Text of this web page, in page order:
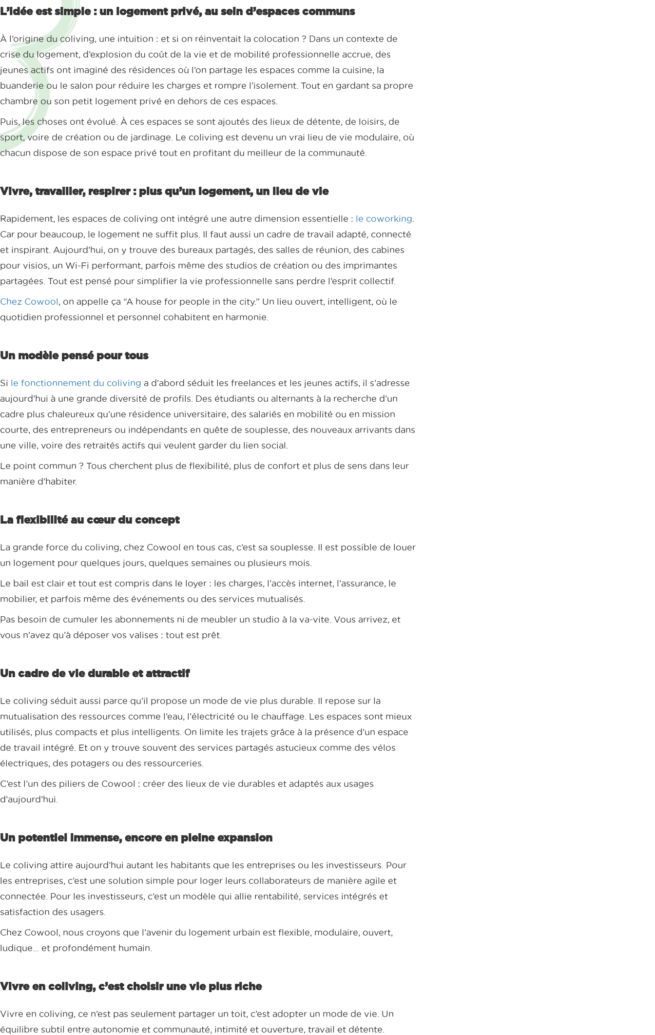
L’idée est simple : un logement privé, au sein d’espaces communs
À l’origine du coliving, une intuition : et si on réinventait la colocation ? Dans un contexte de
crise du logement, d’explosion du coût de la vie et de mobilité professionnelle accrue, des
jeunes actifs ont imaginé des résidences où l’on partage les espaces comme la cuisine, la
buanderie ou le salon pour réduire les charges et rompre l’isolement. Tout en gardant sa propre
chambre ou son petit logement privé en dehors de ces espaces.
Puis, les choses ont évolué. À ces espaces se sont ajoutés des lieux de détente, de loisirs, de
sport, voire de création ou de jardinage. Le coliving est devenu un vrai lieu de vie modulaire, où
chacun dispose de son espace privé tout en profitant du meilleur de la communauté.
Vivre, travailler, respirer : plus qu’un logement, un lieu de vie
Rapidement, les espaces de coliving ont intégré une autre dimension essentielle : le coworking
Car pour beaucoup, le logement ne suffit plus. Il faut aussi un cadre de travail adapté, connecté
et inspirant. Aujourd’hui, on y trouve des bureaux partagés, des salles de réunion, des cabines
pour visios, un Wi-Fi performant, parfois même des studios de création ou des imprimantes
partagées. Tout est pensé pour simplifier la vie professionnelle sans perdre l’esprit collectif.
Chez Cowool , on appelle ça “A house for people in the city.” Un lieu ouvert, intelligent, où le
quotidien professionnel et personnel cohabitent en harmonie.
Un modèle pensé pour tous
Si le fonctionnement du coliving a d’abord séduit les freelances et les jeunes actifs, il s’adresse
aujourd’hui à une grande diversité de profils. Des étudiants ou alternants à la recherche d’un
cadre plus chaleureux qu’une résidence universitaire, des salariés en mobilité ou en mission
courte, des entrepreneurs ou indépendants en quête de souplesse, des nouveaux arrivants dans
une ville, voire des retraités actifs qui veulent garder du lien social.
Le point commun ? Tous cherchent plus de flexibilité, plus de confort et plus de sens dans leur
manière d’habiter.
La flexibilité au cœur du concept
La grande force du coliving, chez Cowool en tous cas, c’est sa souplesse. Il est possible de louer
un logement pour quelques jours, quelques semaines ou plusieurs mois.
Le bail est clair et tout est compris dans le loyer : les charges, l’accès internet, l’assurance, le
mobilier, et parfois même des événements ou des services mutualisés.
Pas besoin de cumuler les abonnements ni de meubler un studio à la va-vite. Vous arrivez, et
vous n’avez qu’à déposer vos valises : tout est prêt.
Un cadre de vie durable et attractif
Le coliving séduit aussi parce qu’il propose un mode de vie plus durable. Il repose sur la
mutualisation des ressources comme l’eau, l’électricité ou le chauffage. Les espaces sont mieux
utilisés, plus compacts et plus intelligents. On limite les trajets grâce à la présence d’un espace
de travail intégré. Et on y trouve souvent des services partagés astucieux comme des vélos
électriques, des potagers ou des ressourceries.
C’est l’un des piliers de Cowool : créer des lieux de vie durables et adaptés aux usages
d’aujourd’hui.
Un potentiel immense, encore en pleine expansion
Le coliving attire aujourd’hui autant les habitants que les entreprises ou les investisseurs. Pour
les entreprises, c’est une solution simple pour loger leurs collaborateurs de manière agile et
connectée. Pour les investisseurs, c’est un modèle qui allie rentabilité, services intégrés et
satisfaction des usagers.
Chez Cowool, nous croyons que l’avenir du logement urbain est flexible, modulaire, ouvert,
ludique… et profondément humain.
Vivre en coliving, c’est choisir une vie plus riche
Vivre en coliving, ce n’est pas seulement partager un toit, c’est adopter un mode de vie. Un
équilibre subtil entre autonomie et communauté, intimité et ouverture, travail et détente.